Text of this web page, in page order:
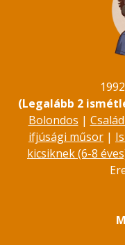
(Legalább 2
Bolondos |
ifjúsági műsor |
kicsiknek (6-8